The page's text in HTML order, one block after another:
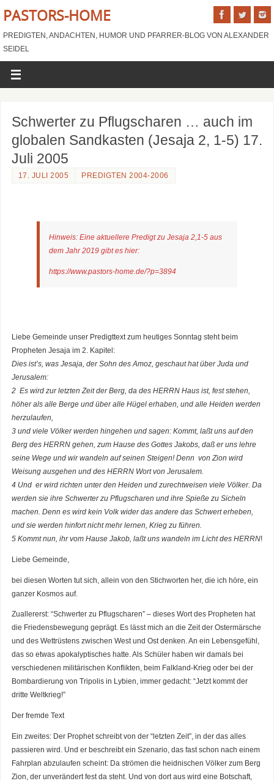
PASTORS-HOME
PREDIGTEN, ANDACHTEN, HUMOR UND PFARRER-BLOG VON ALEXANDER
SEIDEL
Schwerter zu Pflugscharen … auch im
globalen Sandkasten (Jesaja 2, 1-5) 17.
Juli 2005
17. JULI 2005 PREDIGTEN 2004-2006
Hinweis: Eine aktuellere Predigt zu Jesaja 2,1-5 aus
dem Jahr 2019 gibt es hier:
https://www.pastors-home.de/?p=3894
Liebe Gemeinde unser Predigttext zum heutiges Sonntag steht beim
Propheten Jesaja im 2. Kapitel:
Dies ist’s, was Jesaja, der Sohn des Amoz, geschaut hat über Juda und
Jerusalem:
2 Es wird zur letzten Zeit der Berg, da des HERRN Haus ist, fest stehen,
höher als alle Berge und über alle Hügel erhaben, und alle Heiden werden
herzulaufen,
3 und viele Völker werden hingehen und sagen: Kommt, laßt uns auf den
Berg des HERRN gehen, zum Hause des Gottes Jakobs, daß er uns lehre
seine Wege und wir wandeln auf seinen Steigen! Denn von Zion wird
Weisung ausgehen und des HERRN Wort von Jerusalem.
4 Und er wird richten unter den Heiden und zurechtweisen viele Völker. Da
werden sie ihre Schwerter zu Pflugscharen und ihre Spieße zu Sicheln
machen. Denn es wird kein Volk wider das andere das Schwert erheben,
und sie werden hinfort nicht mehr lernen, Krieg zu führen.
5 Kommt nun, ihr vom Hause Jakob, laßt uns wandeln im Licht des HERRN!
Liebe Gemeinde,
bei diesen Worten tut sich, allein von den Stichworten her, die ich höre, ein
ganzer Kosmos auf.
Zuallererst: “Schwerter zu Pflugscharen” – dieses Wort des Propheten hat
die Friedensbewegung geprägt. Es lässt mich an die Zeit der Ostermärsche
und des Wettrüstens zwischen West und Ost denken. An ein Lebensgefühl,
das so etwas apokalyptisches hatte. Als Schüler haben wir damals bei
verschiedenen militärischen Konflikten, beim Falkland-Krieg oder bei der
Bombardierung von Tripolis in Lybien, immer gedacht: “Jetzt kommt der
dritte Weltkrieg!”
Der fremde Text
Ein zweites: Der Prophet schreibt von der “letzten Zeit”, in der das alles
passieren wird. Und er beschreibt ein Szenario, das fast schon nach einem
Fahrplan abzulaufen scheint: Da strömen die heidnischen Völker zum Berg
Zion, der unverändert fest da steht. Und von dort aus wird eine Botschaft,